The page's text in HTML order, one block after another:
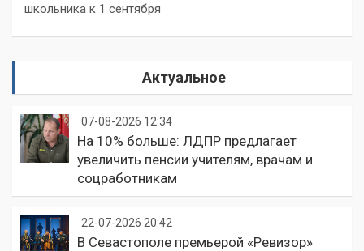
школьника к 1 сентября
Актуальное
07-08-2026 12:34
На 10% больше: ЛДПР предлагает
увеличить пенсии учителям, врачам и
соцработникам
22-07-2026 20:42
В Севастополе премьерой «Ревизор»